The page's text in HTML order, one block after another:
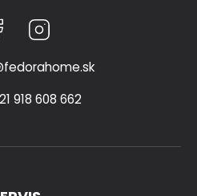
Facebook
fedorahome.sk
918 608 662